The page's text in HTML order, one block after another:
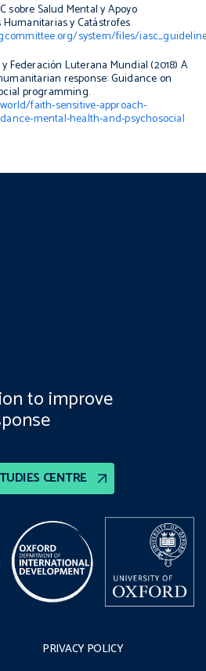
sobre Salud Mental y Apoyo
y Catástrofes
system/files/
Federación Luterana Mundial (2018) A
response: Guidance on
programming.
faith-sensitive-approach-
mental-health-and-psychosocial
CENTRE
to improve
PRIVACY POLICY